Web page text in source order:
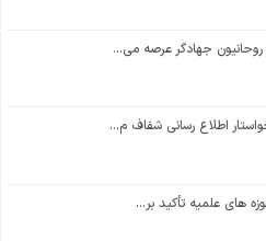
جهادگر عرصه می...
اطلاع رسانی شفاف م...
های علمیه تأکید بر...